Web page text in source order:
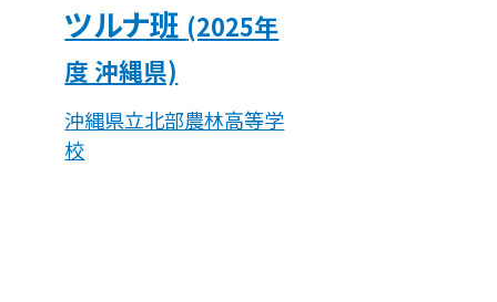
ツルナ班 (2025年
度 沖縄県)
沖縄県立北部農林高等学
校